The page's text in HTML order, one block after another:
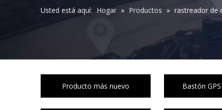
Usted está aquí: Hogar » Productos » rastreador de
Producto más nuevo Bastón